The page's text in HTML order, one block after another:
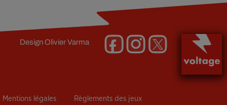
DesignOlivier Varma
Mentions légales Règlements des jeux